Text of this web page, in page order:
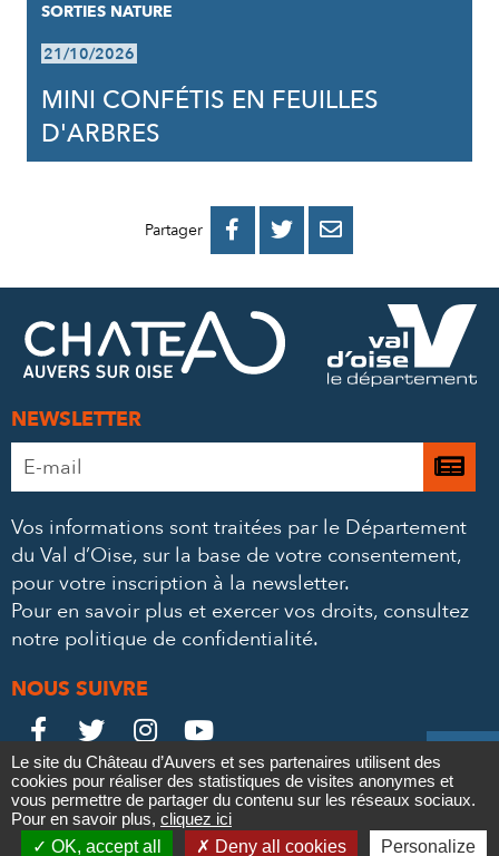
Contact

SORTIES NATURE
21/10/2026
MINI CONFÉTIS EN FEUILLES
D'ARBRES
Partager 
PARTAGER
FACEBOOK
PARTAGER
PARTAGER
MAIL
NEWSLETTER
Adresse
e-
*
Je
à
Vos informations sont traitées par le Département
du Val d’Oise, sur la base de votre consentement,
pour votre inscription à la newsletter.
Pour en savoir plus et exercer vos droits, consultez
notre politique de confidentialité.
NOUS SUIVRE
Le
Château
sur

Le
Château
sur

Le
Château
sur

Le
Château
sur

Mentions légales Politique de confidentialité
Crédits
Partenaires & Mécènes
Recrutement
Plan du site
Le site du Château d’Auvers et ses partenaires utilisent des
cookies pour réaliser des statistiques de visites anonymes et
vous permettre de partager du contenu sur les réseaux sociaux.
Pour en savoir plus, cliquez ici
OK, accept all
Deny all cookies Personalize